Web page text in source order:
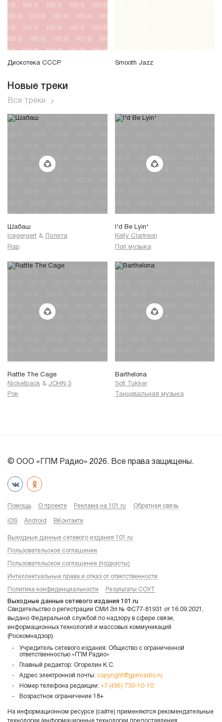
Дискотека СССР Smooth Jazz
Новые треки
Все треки
Шабаш
Icegergert & Лолита
Rap
I'd Be Lyin'
Kelly Clarkson
Поп музыка
Rattle The Cage
Nickelback & JOHN 5
Рок
Barthelona
Sofi Tukker
Танцевальная музыка
© ООО «ГПМ Радио» 2026. Все права защищены.
Помощь О проекте Реклама на 101.ru Обратная связь
iOS Android ВКонтакте
Выходные данные сетевого издания 101.ru
Пользовательское соглашение
Пользовательское соглашение (подкасты)
Интеллектуальные права и отказ от ответственности
Политика конфиденциальности Результаты СОУТ
Выходные данные сетевого издания 101.ru
Свидетельство о регистрации СМИ Эл № ФС77-81931 от 16.09.2021,
выдано Федеральной службой по надзору в сфере связи,
информационных технологий и массовых коммуникаций
(Роскомнадзор).
Учредитель сетевого издания: Общество с ограниченной
ответственностью «ГПМ Радио»
Главный редактор: Огорелин К.С.
Адрес электронной почты: copyright@gpmradio.ru
Номер телефона редакции: +7 (495) 730-10-10
Возрастное ограничение 18+
На информационном ресурсе (сайте) применяются рекомендательные
технологии (информационные технологии предоставления